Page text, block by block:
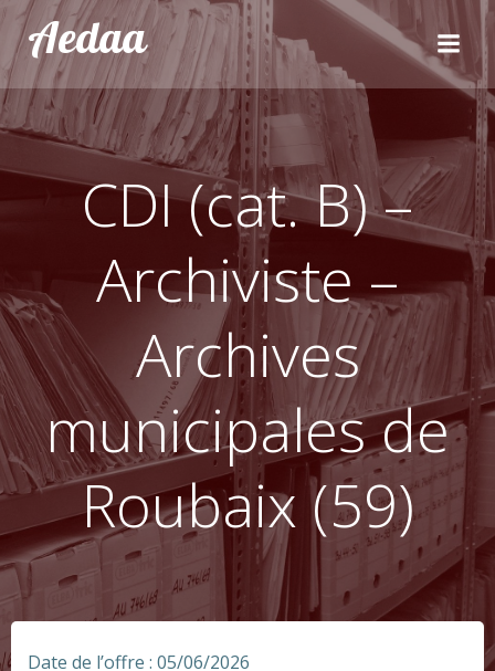
Aller
au
contenu
Aedaa
CDI (cat. B) –
Archiviste –
Archives
municipales de
Roubaix (59)
Date de l’offre : 05/06/2026